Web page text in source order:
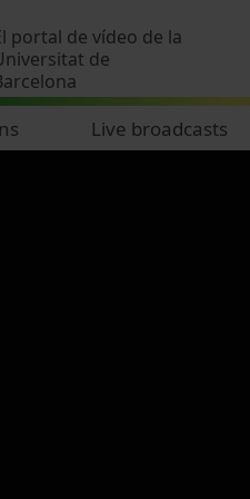
portal de vídeo de la
de
Live broadcasts